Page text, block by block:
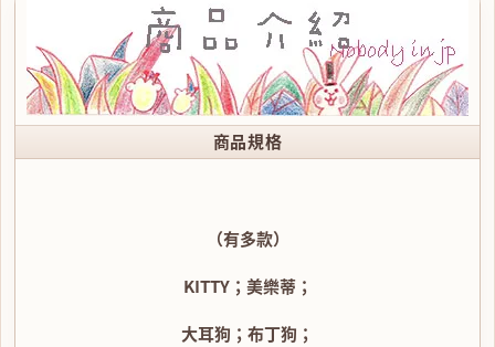
商品規格
（有多款）
KITTY；美樂蒂；
大耳狗；布丁狗；